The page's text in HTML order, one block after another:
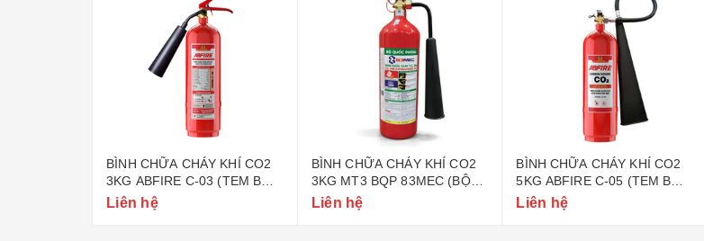
BÌNH CHỮA CHÁY KHÍ CO2
3KG ABFIRE C-03 (TEM BỘ
CÔNG AN)
Liên hệ
BÌNH CHỮA CHÁY KHÍ CO2
3KG MT3 BQP 83MEC (BỘ
QUỐC PHÒNG)
Liên hệ
BÌNH CHỮA CHÁY KHÍ CO2
5KG ABFIRE C-05 (TEM BỘ
CÔNG AN)
Liên hệ